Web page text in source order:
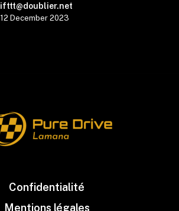
ifttt@doublier.net
12 December 2023
Confidentialité
Mentions légales